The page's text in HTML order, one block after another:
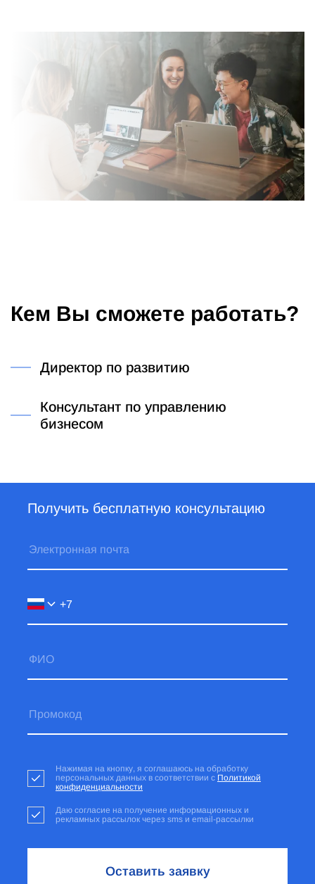
Кем Вы сможете работать?
Директор по развитию
Консультант по управлению
бизнесом
Получить бесплатную консультацию
Нажимая на кнопку, я соглашаюсь на обработку
персональных данных в соответствии с Политикой
конфиденциальности
Даю согласие на получение информационных и
рекламных рассылок через sms и email-рассылки
Оставить заявку